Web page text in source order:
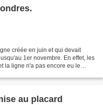
créée en juin et qui devait
1er novembre. En effet, les
la ligne n'a pas encore eu le
au placard